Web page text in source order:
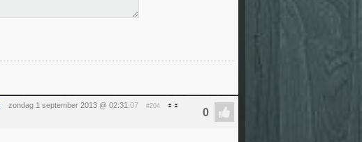
zondag 1 september 2013 @ 02:31 :07 #204